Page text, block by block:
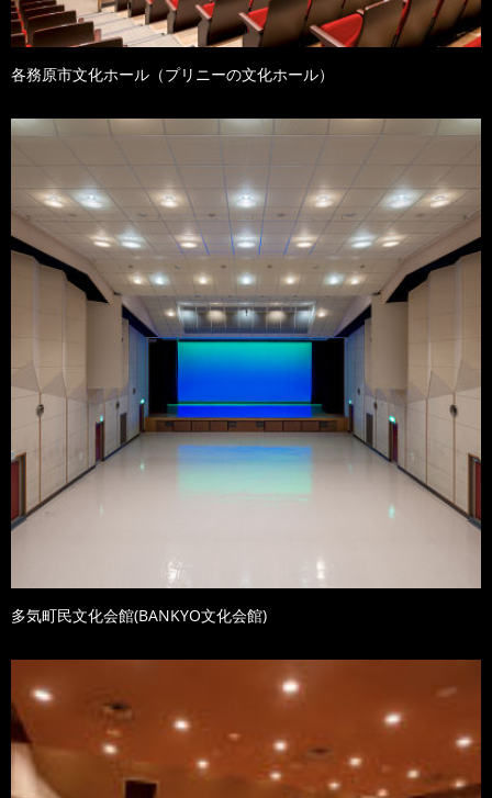
各務原市文化ホール（プリニーの文化ホール）
多気町民文化会館(BANKYO文化会館)